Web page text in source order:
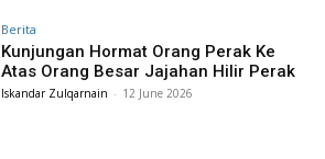
Berita
Kunjungan Hormat Orang Perak Ke
Atas Orang Besar Jajahan Hilir Perak
Iskandar Zulqarnain - 12 June 2026